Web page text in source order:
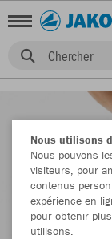
Chercher
Nous utilisons
Nous pouvons
visiteurs, pour
contenus
expérience en
pour obtenir
utilisons.